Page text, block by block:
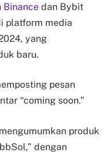
Binance dan Bybit
platform media
yang
baru.
pesan
“coming soon.”
produk
dengan